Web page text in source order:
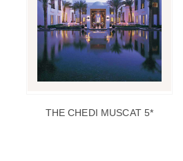
THE CHEDI MUSCAT 5*